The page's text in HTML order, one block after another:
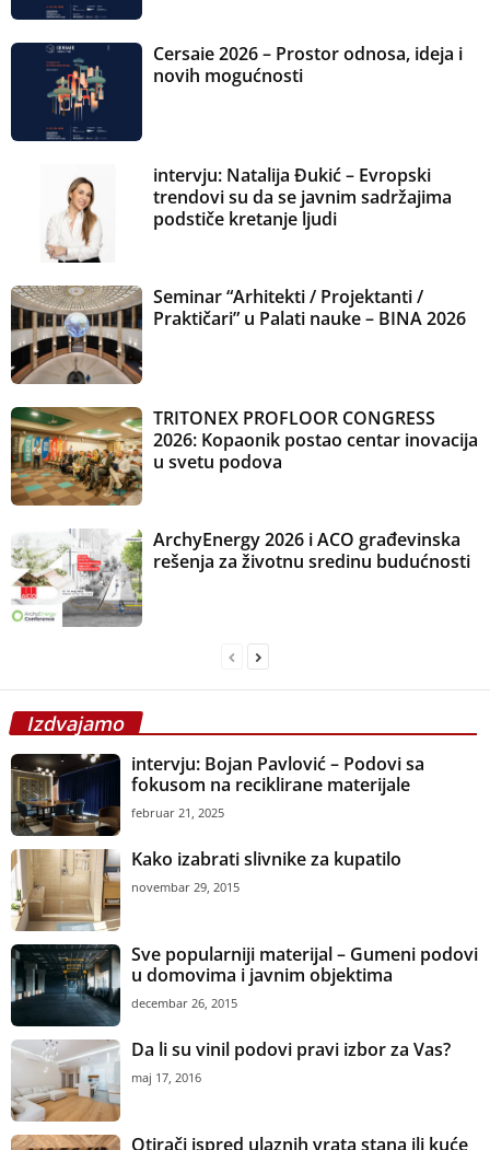
Cersaie 2026 – Prostor odnosa, ideja i
novih mogućnosti
intervju: Natalija Đukić – Evropski
trendovi su da se javnim sadržajima
podstiče kretanje ljudi
Seminar “Arhitekti / Projektanti /
Praktičari” u Palati nauke – BINA 2026
TRITONEX PROFLOOR CONGRESS
2026: Kopaonik postao centar inovacija
u svetu podova
ArchyEnergy 2026 i ACO građevinska
rešenja za životnu sredinu budućnosti
Izdvajamo
intervju: Bojan Pavlović – Podovi sa
fokusom na reciklirane materijale
februar 21, 2025
Kako izabrati slivnike za kupatilo
novembar 29, 2015
Sve popularniji materijal – Gumeni podovi
u domovima i javnim objektima
decembar 26, 2015
Da li su vinil podovi pravi izbor za Vas?
maj 17, 2016
Otirači ispred ulaznih vrata stana ili kuće